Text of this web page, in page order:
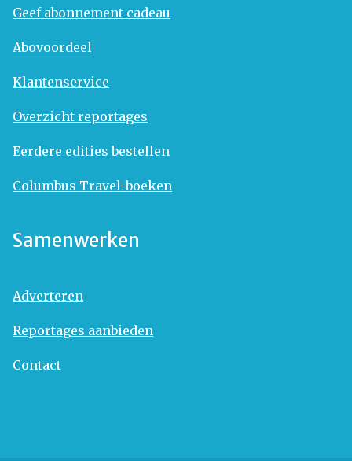
Geef abonnement cadeau
Abovoordeel
Klantenservice
Overzicht reportages
Eerdere edities bestellen
Columbus Travel-boeken
Samenwerken
Adverteren
Reportages aanbieden
Contact